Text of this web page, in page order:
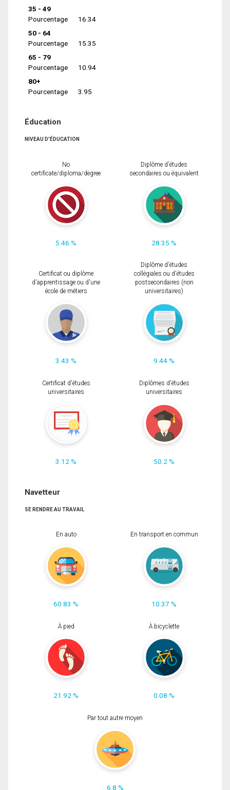
35 - 49
Pourcentage
16.34
50 - 64
Pourcentage
15.35
65 - 79
Pourcentage
10.94
80+
Pourcentage
3.95
Éducation
NIVEAU D'ÉDUCATION
No
certificate/diploma/degree
5.46 %
Diplôme d'études
secondaires ou équivalent
28.35 %
Certificat ou diplôme
d'apprentissage ou d'une
école de métiers
3.43 %
Diplôme d'études
collégiales ou d'études
postsecondaires (non
universitaires)
9.44 %
Certificat d'études
universitaires
3.12 %
Diplômes d'études
universitaires
50.2 %
Navetteur
SE RENDRE AU TRAVAIL
En auto
60.83 %
En transport en commun
10.37 %
À pied
21.92 %
À bicyclette
0.08 %
Par tout autre moyen
6.8 %